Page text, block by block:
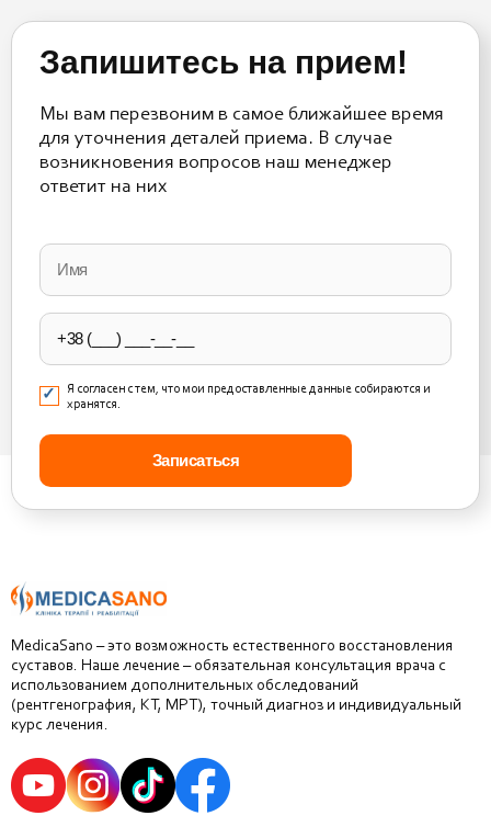
Запишитесь на прием!
Мы вам перезвоним в самое ближайшее время
для уточнения деталей приема. В случае
возникновения вопросов наш менеджер
ответит на них
leave
this
field
empty.
Я согласен с тем, что мои предоставленные данные собираются и
хранятся.
MedicaSano – это возможность естественного восстановления
суставов. Наше лечение – обязательная консультация врача с
использованием дополнительных обследований
(рентгенография, КТ, МРТ), точный диагноз и индивидуальный
курс лечения.